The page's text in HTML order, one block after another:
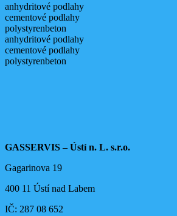
anhydritové podlahy
cementové podlahy
polystyrenbeton
anhydritové podlahy
cementové podlahy
polystyrenbeton
GASSERVIS – Ústí n. L. s.r.o.
Gagarinova 19
400 11 Ústí nad Labem
IČ: 287 08 652